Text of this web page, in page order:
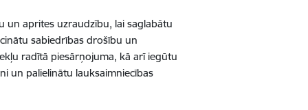
un aprites uzraudzību, lai saglabātu
sabiedrības drošību un
radītā piesārņojuma, kā arī iegūtu
un palielinātu lauksaimniecības